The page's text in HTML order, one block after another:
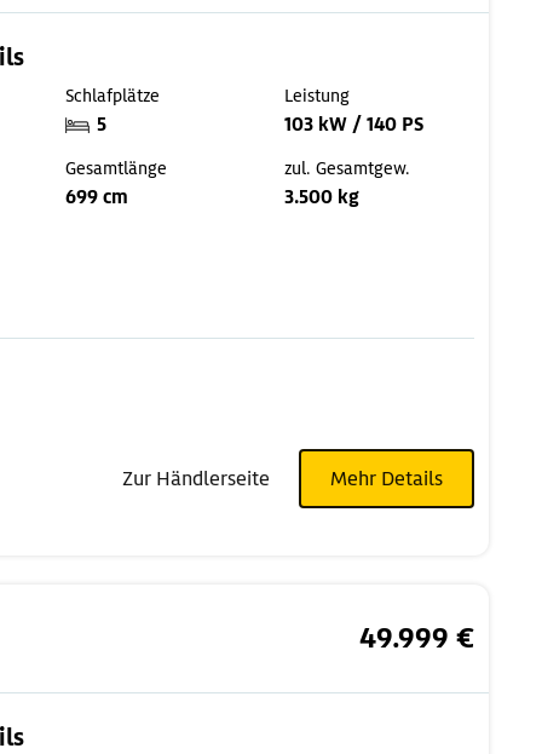
Schlafplätze
5
Leistung
103 kW / 140 PS
Gesamtlänge
699 cm
zul. Gesamtgew.
3.500 kg
Zur Händlerseite Mehr Details
49.999 €